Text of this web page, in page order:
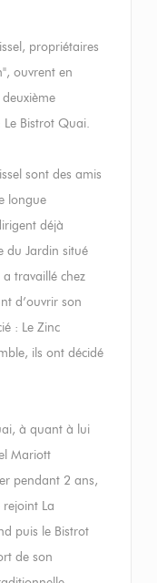
propriétaires
ouvrent en
Bistrot Quai.
sont des amis
longue
déjà
du Jardin situé
travaillé chez
d’ouvrir son
: Le Zinc
ils ont décidé
à quant à lui
Mariott
pendant 2 ans,
La
puis le Bistrot
de son